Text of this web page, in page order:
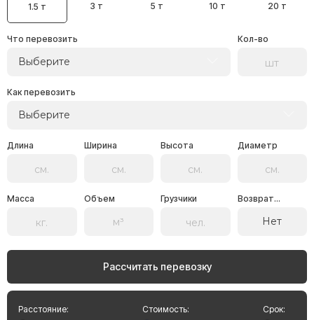
1.5 т 3 т 5 т 10 т 20 т
Что перевозить
Выберите
Кол-во
Как перевозить
Выберите
Длина Ширина Высота Диаметр
Масса Объем Грузчики Возврат...
Нет
Рассчитать перевозку
Стоимость:
Расстояние: Срок: